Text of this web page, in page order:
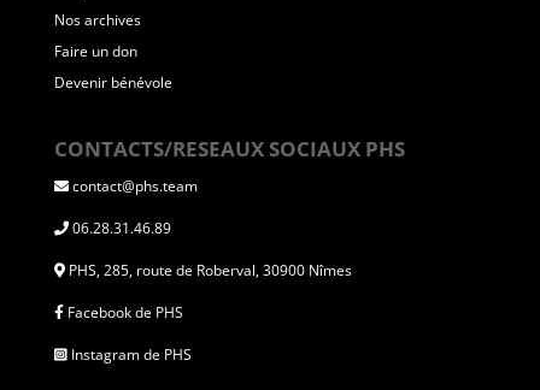
Nos archives
Faire un don
Devenir bénévole
CONTACTS/RESEAUX SOCIAUX PHS
contact@phs.team
06.28.31.46.89
PHS, 285, route de Roberval, 30900 Nîmes
Facebook de PHS
Instagram de PHS